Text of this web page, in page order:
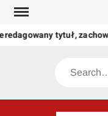
Skip
content
tytuł,
Search